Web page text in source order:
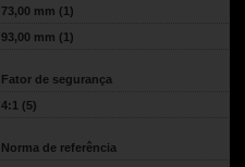
73,00 mm (1)
93,00 mm (1)
Fator de segurança
4:1 (5)
Norma de referência